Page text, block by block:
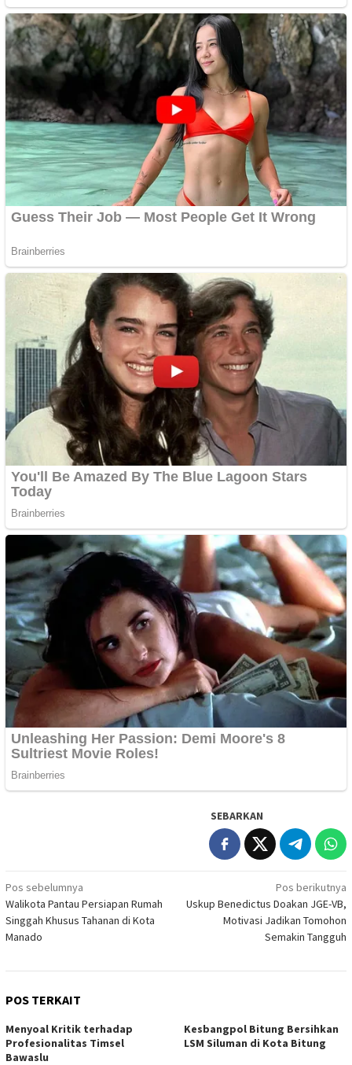
SEBARKAN
Navigasi
pos
Pos sebelumnya
Walikota Pantau Persiapan Rumah
Singgah Khusus Tahanan di Kota
Manado
Pos berikutnya
Uskup Benedictus Doakan JGE-VB,
Motivasi Jadikan Tomohon
Semakin Tangguh
POS TERKAIT
Menyoal Kritik terhadap
Profesionalitas Timsel
Bawaslu
Kesbangpol Bitung Bersihkan
LSM Siluman di Kota Bitung